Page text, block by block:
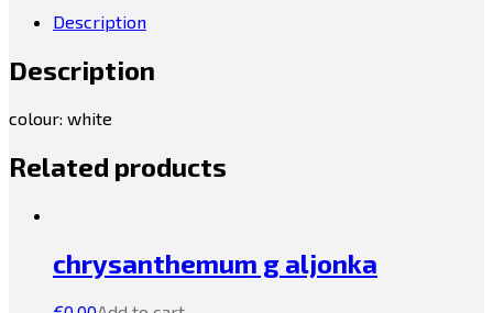
Description
Description
colour: white
Related products
chrysanthemum g aljonka